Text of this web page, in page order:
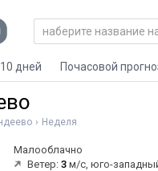
дней Почасовой
Неделя
Малооблачно
Ветер: 3 м/с, юго-